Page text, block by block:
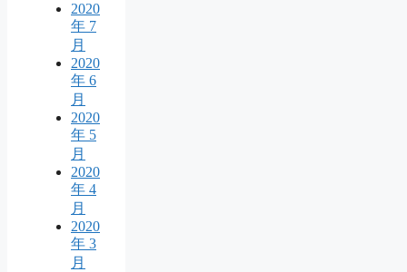
2020
年 7
月
2020
年 6
月
2020
年 5
月
2020
年 4
月
2020
年 3
月